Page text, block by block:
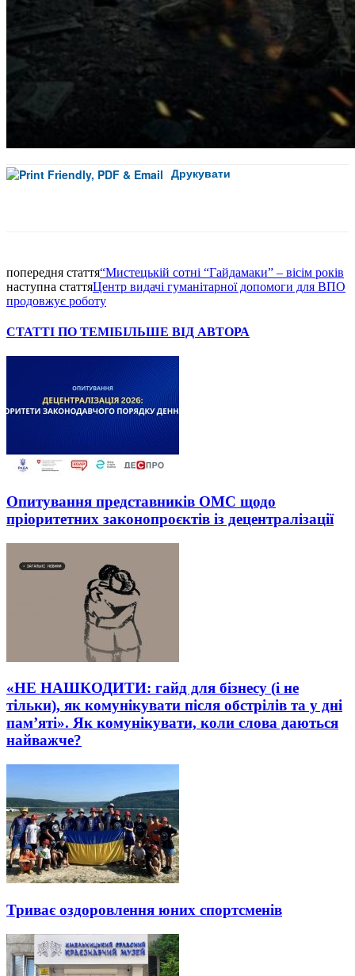
Друкувати
попередня стаття“Мистецькій сотні “Гайдамаки” – вісім років
наступна статтяЦентр видачі гуманітарної допомоги для ВПО
продовжує роботу
СТАТТІ ПО ТЕМІБІЛЬШЕ ВІД АВТОРА
Опитування представників ОМС щодо
пріоритетних законопроєктів із децентралізації
«НЕ НАШКОДИТИ: гайд для бізнесу (і не
тільки), як комунікувати після обстрілів та у дні
пам’яті». Як комунікувати, коли слова даються
найважче?
Триває оздоровлення юних спортсменів